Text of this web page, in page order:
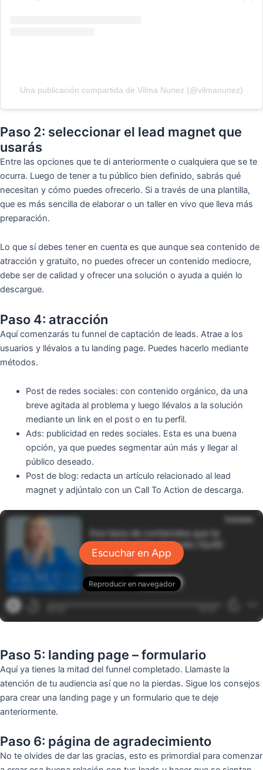
Una publicación compartida de Vilma Nunez (@vilmanunez)
Paso 2: seleccionar el lead magnet que
usarás
Entre las opciones que te di anteriormente o cualquiera que se te
ocurra. Luego de tener a tu público bien definido, sabrás qué
necesitan y cómo puedes ofrecerlo. Si a través de una plantilla,
que es más sencilla de elaborar o un taller en vivo que lleva más
preparación.
Lo que sí debes tener en cuenta es que aunque sea contenido de
atracción y gratuito, no puedes ofrecer un contenido mediocre,
debe ser de calidad y ofrecer una solución o ayuda a quién lo
descargue.
Paso 4: atracción
Aquí comenzarás tu funnel de captación de leads. Atrae a los
usuarios y llévalos a tu landing page. Puedes hacerlo mediante
métodos.
Post de redes sociales: con contenido orgánico, da una
breve agitada al problema y luego llévalos a la solución
mediante un link en el post o en tu perfil.
Ads: publicidad en redes sociales. Esta es una buena
opción, ya que puedes segmentar aún más y llegar al
público deseado.
Post de blog: redacta un artículo relacionado al lead
magnet y adjúntalo con un Call To Action de descarga.
Paso 5: landing page – formulario
Aquí ya tienes la mitad del funnel completado. Llamaste la
atención de tu audiencia así que no la pierdas. Sigue los consejos
para crear una landing page y un formulario que te deje
anteriormente.
Paso 6: página de agradecimiento
No te olvides de dar las gracias, esto es primordial para comenzar